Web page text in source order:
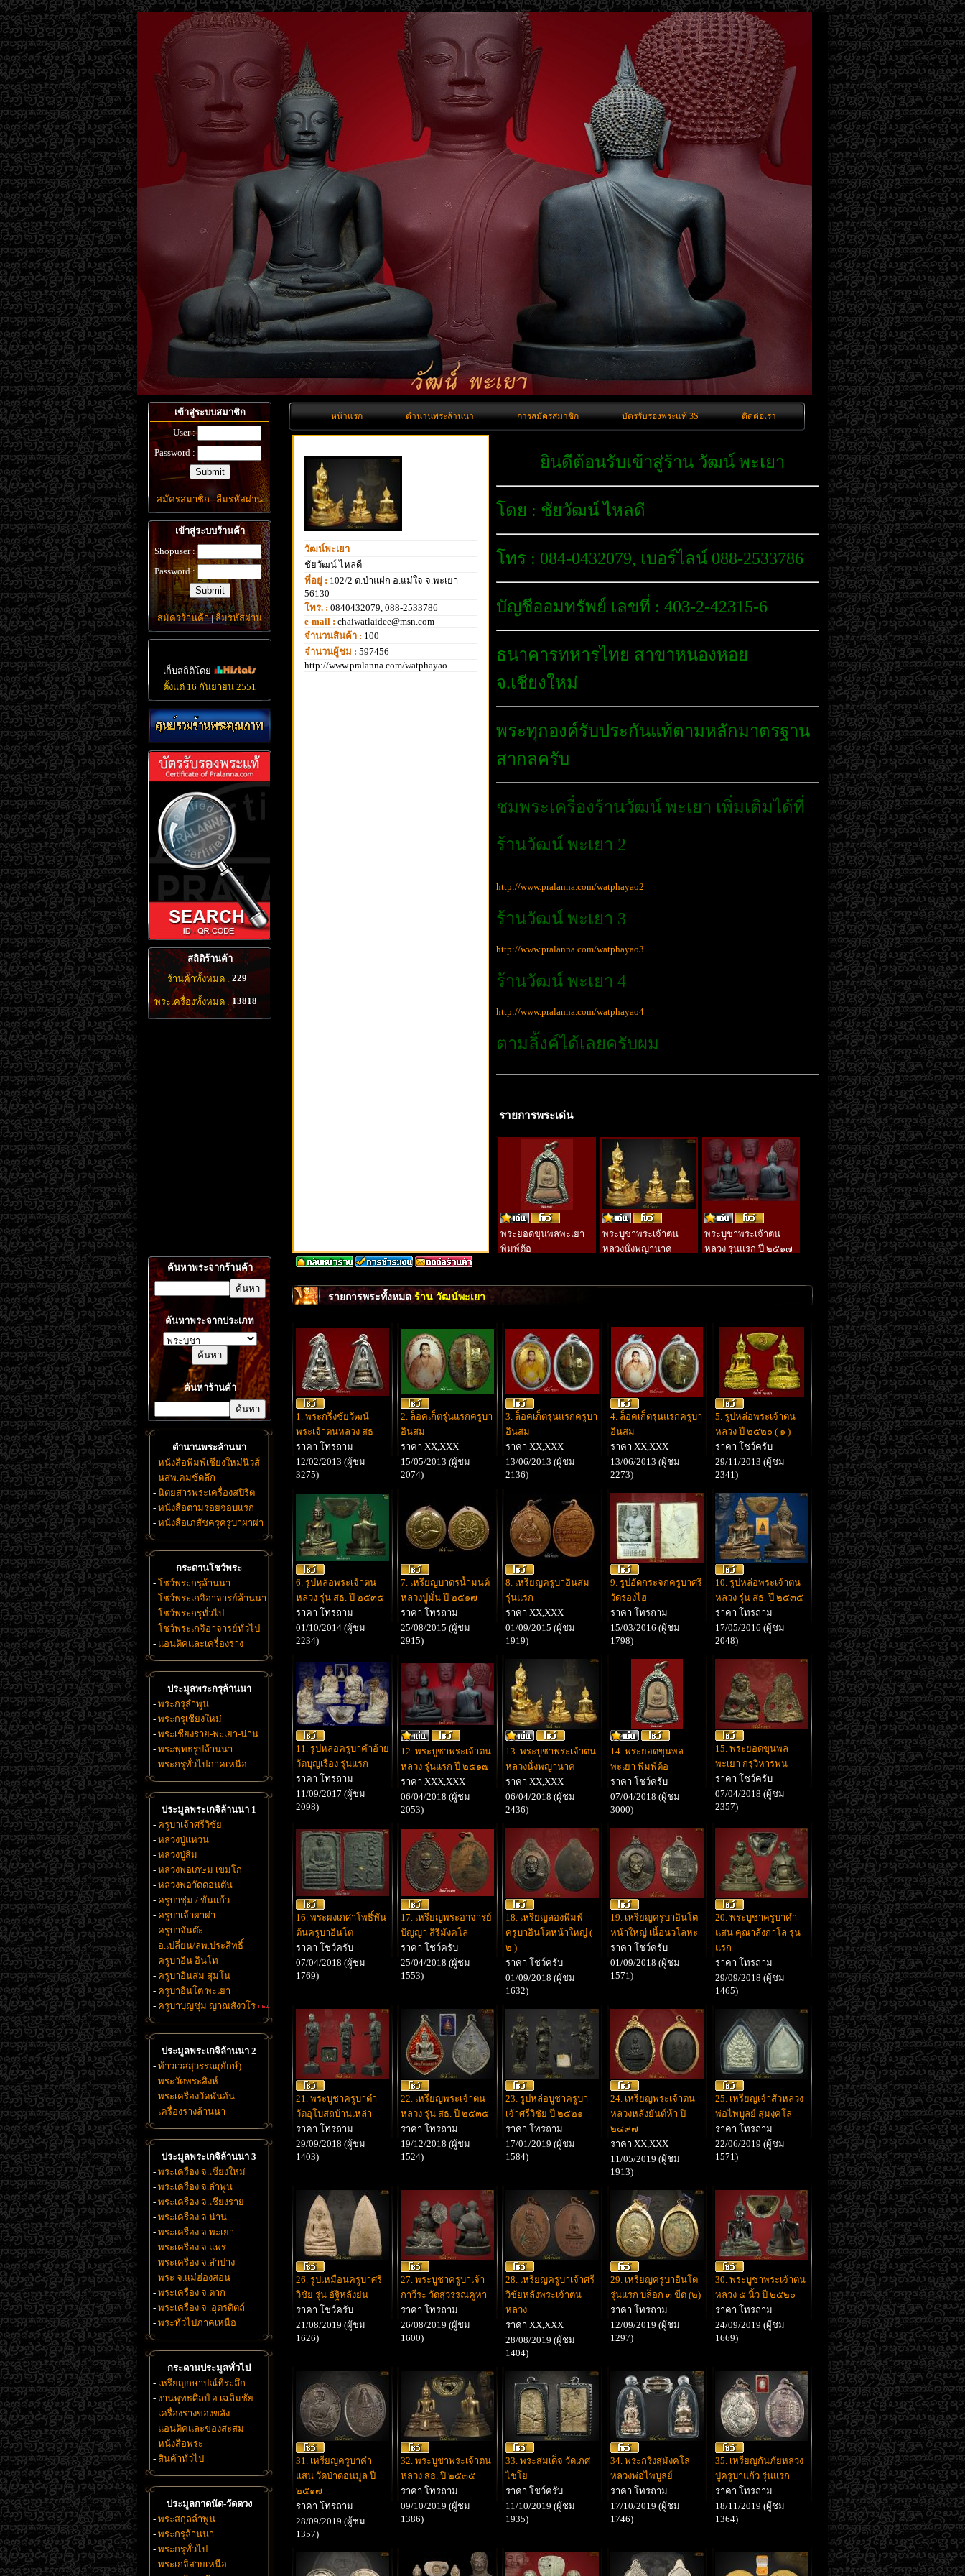
เข้าสู่ระบบสมาชิก
User :
Password :
สมัครสมาชิก|ลืมรหัสผ่าน
เข้าสู่ระบบร้านค้า
Shopuser :
Password :
สมัครร้านค้า|ลืมรหัสผ่าน
เก็บสถิติโดย
ตั้งแต่ 16 กันยายน 2551
สถิติร้านค้า
ร้านค้าทั้งหมด : 229
พระเครื่องทั้งหมด : 13818
ค้นหาพระจากร้านค้า
ค้นหาพระจากประเภท
ค้นหาร้านค้า
ตำนานพระล้านนา
- หนังสือพิมพ์เชียงใหม่นิวส์
- นสพ.คมชัดลึก
- นิตยสารพระเครื่องสปิริต
- หนังสือตามรอยจอบแรก
- หนังสือเภสัชครุครูบาผาผ่า
กระดานโชว์พระ
- โชว์พระกรุล้านนา
- โชว์พระเกจิอาจารย์ล้านนา
- โชว์พระกรุทั่วไป
- โชว์พระเกจิอาจารย์ทั่วไป
- แอนติคและเครื่องราง
ประมูลพระกรุล้านนา
- พระกรุลำพูน
- พระกรุเชียงใหม่
- พระเชียงราย-พะเยา-น่าน
- พระพุทธรูปล้านนา
- พระกรุทั่วไปภาคเหนือ
ประมูลพระเกจิล้านนา 1
- ครูบาเจ้าศรีวิชัย
- หลวงปู่แหวน
- หลวงปู่สิม
- หลวงพ่อเกษม เขมโก
- หลวงพ่อวัดดอนตัน
- ครูบาชุ่ม / ขันแก้ว
- ครูบาเจ้าผาผ่า
- ครูบาจันต๊ะ
- อ.เปลี่ยน/ลพ.ประสิทธิ์
- ครูบาอิน อินโท
- ครูบาอินสม สุมโน
- ครูบาอินโต พะเยา
- ครูบาบุญชุ่ม ญาณสังวโร
ประมูลพระเกจิล้านนา 2
- ท้าวเวสสุวรรณ(ยักษ์)
- พระวัดพระสิงห์
- พระเครื่องวัดพันอ้น
- เครื่องรางล้านนา
ประมูลพระเกจิล้านนา 3
- พระเครื่อง จ.เชียงใหม่
- พระเครื่อง จ.ลำพูน
- พระเครื่อง จ.เชียงราย
- พระเครื่อง จ.น่าน
- พระเครื่อง จ.พะเยา
- พระเครื่อง จ.แพร่
- พระเครื่อง จ.ลำปาง
- พระ จ.แม่ฮ่องสอน
- พระเครื่อง จ.ตาก
- พระเครื่อง จ .อุตรดิตถ์
- พระทั่วไปภาคเหนือ
กระดานประมูลทั่วไป
- เหรียญกษาปณ์ที่ระลึก
- งานพุทธศิลป์ อ.เฉลิมชัย
- เครื่องรางของขลัง
- แอนติคและของสะสม
- หนังสือพระ
- สินค้าทั่วไป
ประมูลกาดนัด-วัดดวง
- พระสกุลลำพูน
- พระกรุล้านนา
- พระกรุทั่วไป
- พระเกจิสายเหนือ
หน้าแรก ตำนานพระล้านนา การสมัครสมาชิก บัตรรับรองพระแท้ 3S ติดต่อเรา
วัฒน์พะเยา
ชัยวัฒน์ ไหลดี
ที่อยู่ : 102/2 ต.ป่าแฝก อ.แม่ใจ จ.พะเยา
56130
โทร. : 0840432079, 088-2533786
e-mail : chaiwatlaidee@msn.com
จำนวนสินค้า : 100
จำนวนผู้ชม : 597456
http://www.pralanna.com/watphayao
ยินดีต้อนรับเข้าสู่ร้าน วัฒน์ พะเยา
โดย : ชัยวัฒน์ ไหลดี
โทร : 084-0432079, เบอร์ไลน์ 088-2533786
บัญชีออมทรัพย์ เลขที่ : 403-2-42315-6
ธนาคารทหารไทย สาขาหนองหอย
จ.เชียงใหม่
พระทุกองค์รับประกันแท้ตามหลักมาตรฐาน
สากลครับ
ชมพระเครื่องร้านวัฒน์ พะเยา เพิ่มเติมได้ที่
ร้านวัฒน์ พะเยา 2
http://www.pralanna.com/watphayao2
ร้านวัฒน์ พะเยา 3
http://www.pralanna.com/watphayao3
ร้านวัฒน์ พะเยา 4
http://www.pralanna.com/watphayao4
ตามลิ้งค์ได้เลยครับผม
รายการพระเด่น
พระยอดขุนพลพะเยา
พิมพ์ต้อ
พระบูชาพระเจ้าตน
หลวงนั่งพญานาค
พระบูชาพระเจ้าตน
หลวง รุ่นแรก ปี ๒๕๑๗
รายการพระทั้งหมดร้าน วัฒน์พะเยา
1. พระกริ่งชัยวัฒน์
พระเจ้าตนหลวง สธ
ราคา โทรถาม
12/02/2013 (ผู้ชม
3275)
2. ล็อคเก็ตรุ่นแรกครูบา
อินสม
ราคา XX,XXX
15/05/2013 (ผู้ชม
2074)
3. ล็อคเก็ตรุ่นแรกครูบา
อินสม
ราคา XX,XXX
13/06/2013 (ผู้ชม
2136)
4. ล็อคเก็ตรุ่นแรกครูบา
อินสม
ราคา XX,XXX
13/06/2013 (ผู้ชม
2273)
5. รูปหล่อพระเจ้าตน
หลวง ปี ๒๕๒๐ ( ๑ )
ราคา โชว์ครับ
29/11/2013 (ผู้ชม
2341)
6. รูปหล่อพระเจ้าตน
หลวง รุ่น สธ. ปี ๒๕๓๕
ราคา โทรถาม
01/10/2014 (ผู้ชม
2234)
7. เหรียญบาตรน้ำมนต์
หลวงปู่มั่น ปี ๒๕๑๗
ราคา โทรถาม
25/08/2015 (ผู้ชม
2915)
8. เหรียญครูบาอินสม
รุ่นแรก
ราคา XX,XXX
01/09/2015 (ผู้ชม
1919)
9. รูปอัดกระจกครูบาศรี
วัดร่องไฮ
ราคา โทรถาม
15/03/2016 (ผู้ชม
1798)
10. รูปหล่อพระเจ้าตน
หลวง รุ่น สธ. ปี ๒๕๓๕
ราคา โทรถาม
17/05/2016 (ผู้ชม
2048)
11. รูปหล่อครูบาคำอ้าย
วัดบุญเรือง รุ่นแรก
ราคา โทรถาม
11/09/2017 (ผู้ชม
2098)
12. พระบูชาพระเจ้าตน
หลวง รุ่นแรก ปี ๒๕๑๗
ราคา XXX,XXX
06/04/2018 (ผู้ชม
2053)
13. พระบูชาพระเจ้าตน
หลวงนั่งพญานาค
ราคา XX,XXX
06/04/2018 (ผู้ชม
2436)
14. พระยอดขุนพล
พะเยา พิมพ์ต้อ
ราคา โชว์ครับ
07/04/2018 (ผู้ชม
3000)
15. พระยอดขุนพล
พะเยา กรุวิหารพน
ราคา โชว์ครับ
07/04/2018 (ผู้ชม
2357)
16. พระผงเกศาโพธิ์พัน
ต้นครูบาอินโต
ราคา โชว์ครับ
07/04/2018 (ผู้ชม
1769)
17. เหรียญพระอาจารย์
ปัญญา สิริมังคโล
ราคา โชว์ครับ
25/04/2018 (ผู้ชม
1553)
18. เหรียญลองพิมพ์
ครูบาอินโตหน้าใหญ่ (
๒ )
ราคา โชว์ครับ
01/09/2018 (ผู้ชม
1632)
19. เหรียญครูบาอินโต
หน้าใหญ่ เนื้อนวโลหะ
ราคา โชว์ครับ
01/09/2018 (ผู้ชม
1571)
20. พระบูชาครูบาคำ
แสน คุณาลังกาโล รุ่น
แรก
ราคา โทรถาม
29/09/2018 (ผู้ชม
1465)
21. พระบูชาครูบาต๋า
วัดอุโบสถบ้านเหล่า
ราคา โทรถาม
29/09/2018 (ผู้ชม
1403)
22. เหรียญพระเจ้าตน
หลวง รุ่น สธ. ปี ๒๕๓๕
ราคา โทรถาม
19/12/2018 (ผู้ชม
1524)
23. รูปหล่อบูชาครูบา
เจ้าศรีวิชัย ปี ๒๕๒๑
ราคา โทรถาม
17/01/2019 (ผู้ชม
1584)
24. เหรียญพระเจ้าตน
หลวงหลังยันต์ห้า ปี
๒๔๙๗
ราคา XX,XXX
11/05/2019 (ผู้ชม
1913)
25. เหรียญเจ้าสัวหลวง
พ่อไพบูลย์ สุมงฺคโล
ราคา โทรถาม
22/06/2019 (ผู้ชม
1571)
26. รูปเหมือนครูบาศรี
วิชัย รุ่น อัฐิหลังย่น
ราคา โชว์ครับ
21/08/2019 (ผู้ชม
1626)
27. พระบูชาครูบาเจ้า
กาวีระ วัดสุวรรณคูหา
ราคา โทรถาม
26/08/2019 (ผู้ชม
1600)
28. เหรียญครูบาเจ้าศรี
วิชัยหลังพระเจ้าตน
หลวง
ราคา XX,XXX
28/08/2019 (ผู้ชม
1404)
29. เหรียญครูบาอินโต
รุ่นแรก บล็อก ๓ ขีด (๒)
ราคา โทรถาม
12/09/2019 (ผู้ชม
1297)
30. พระบูชาพระเจ้าตน
หลวง ๕ นิ้ว ปี ๒๕๒๐
ราคา โทรถาม
24/09/2019 (ผู้ชม
1669)
31. เหรียญครูบาคำ
แสน วัดป่าดอนมูล ปี
๒๕๑๗
ราคา โทรถาม
28/09/2019 (ผู้ชม
1357)
32. พระบูชาพระเจ้าตน
หลวง สธ. ปี ๒๕๓๕
ราคา โทรถาม
09/10/2019 (ผู้ชม
1386)
33. พระสมเด็จ วัดเกศ
ไชโย
ราคา โชว์ครับ
11/10/2019 (ผู้ชม
1935)
34. พระกริ่งสุมังคโล
หลวงพ่อไพบูลย์
ราคา โทรถาม
17/10/2019 (ผู้ชม
1746)
35. เหรียญกันภัยหลวง
ปู่ครูบาแก้ว รุ่นแรก
ราคา โทรถาม
18/11/2019 (ผู้ชม
1364)